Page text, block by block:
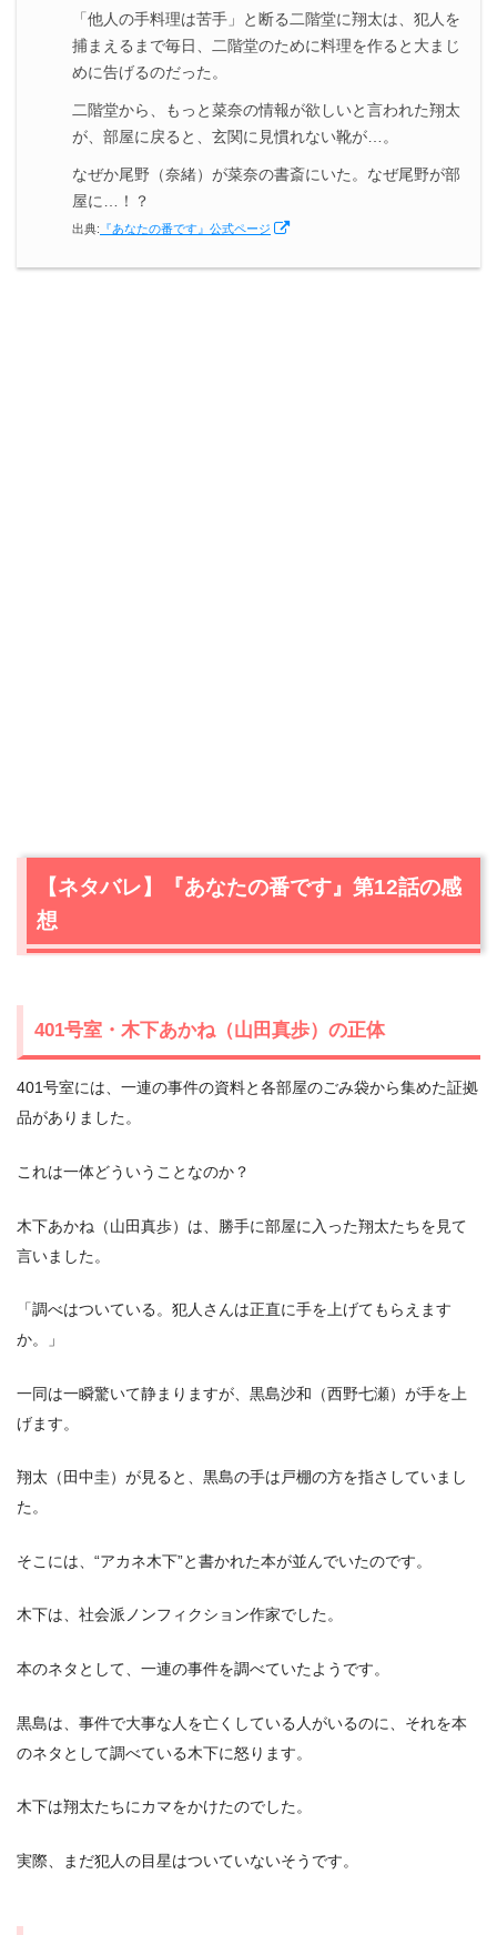
「他人の手料理は苦手」と断る二階堂に翔太は、犯人を
捕まえるまで毎日、二階堂のために料理を作ると大まじ
めに告げるのだった。
二階堂から、もっと菜奈の情報が欲しいと言われた翔太
が、部屋に戻ると、玄関に見慣れない靴が…。
なぜか尾野（奈緒）が菜奈の書斎にいた。なぜ尾野が部
屋に…！？
出典: 『あなたの番です』公式ページ
【ネタバレ】『あなたの番です』第12話の感
想
401号室・木下あかね（山田真歩）の正体
401号室には、一連の事件の資料と各部屋のごみ袋から集めた証拠
品がありました。
これは一体どういうことなのか？
木下あかね（山田真歩）は、勝手に部屋に入った翔太たちを見て
言いました。
「調べはついている。犯人さんは正直に手を上げてもらえます
か。」
一同は一瞬驚いて静まりますが、黒島沙和（西野七瀬）が手を上
げます。
翔太（田中圭）が見ると、黒島の手は戸棚の方を指さしていまし
た。
そこには、“アカネ木下”と書かれた本が並んでいたのです。
木下は、社会派ノンフィクション作家でした。
本のネタとして、一連の事件を調べていたようです。
黒島は、事件で大事な人を亡くしている人がいるのに、それを本
のネタとして調べている木下に怒ります。
木下は翔太たちにカマをかけたのでした。
実際、まだ犯人の目星はついていないそうです。